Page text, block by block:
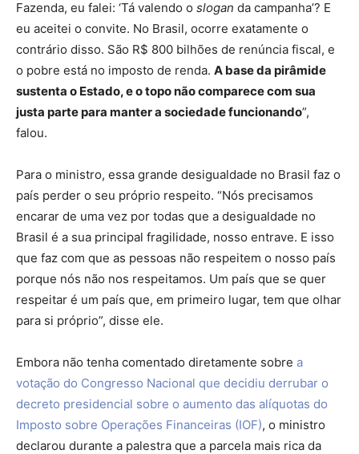
Fazenda, eu falei: ‘Tá valendo o slogan da campanha’? E
eu aceitei o convite. No Brasil, ocorre exatamente o
contrário disso. São R$ 800 bilhões de renúncia fiscal, e
o pobre está no imposto de renda. A base da pirâmide
sustenta o Estado, e o topo não comparece com sua
justa parte para manter a sociedade funcionando”,
falou.
Para o ministro, essa grande desigualdade no Brasil faz o
país perder o seu próprio respeito. “Nós precisamos
encarar de uma vez por todas que a desigualdade no
Brasil é a sua principal fragilidade, nosso entrave. E isso
que faz com que as pessoas não respeitem o nosso país
porque nós não nos respeitamos. Um país que se quer
respeitar é um país que, em primeiro lugar, tem que olhar
para si próprio”, disse ele.
Embora não tenha comentado diretamente sobre a
votação do Congresso Nacional que decidiu derrubar o
decreto presidencial sobre o aumento das alíquotas do
Imposto sobre Operações Financeiras (IOF), o ministro
declarou durante a palestra que a parcela mais rica da